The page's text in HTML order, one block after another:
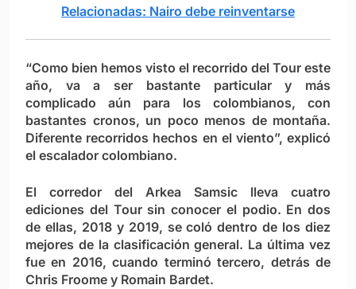
Relacionadas: Nairo debe reinventarse
“Como bien hemos visto el recorrido del Tour este
año, va a ser bastante particular y más
complicado aún para los colombianos, con
bastantes cronos, un poco menos de montaña.
Diferente recorridos hechos en el viento”, explicó
el escalador colombiano.
El corredor del Arkea Samsic lleva cuatro
ediciones del Tour sin conocer el podio. En dos
de ellas, 2018 y 2019, se coló dentro de los diez
mejores de la clasificación general. La última vez
fue en 2016, cuando terminó tercero, detrás de
Chris Froome y Romain Bardet.